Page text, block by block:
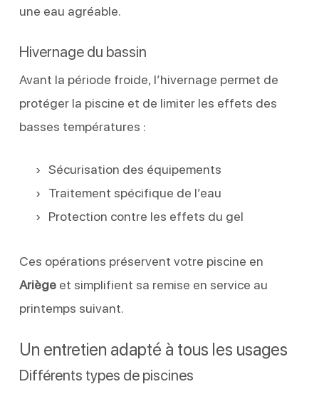
une eau agréable.
Hivernage du bassin
Avant la période froide, l’hivernage permet de
protéger la piscine et de limiter les effets des
basses températures :
Sécurisation des équipements
Traitement spécifique de l’eau
Protection contre les effets du gel
Ces opérations préservent votre piscine en
Ariègeet simplifient sa remise en service au
printemps suivant.
Un entretien adapté à tous les usages
Différents types de piscines